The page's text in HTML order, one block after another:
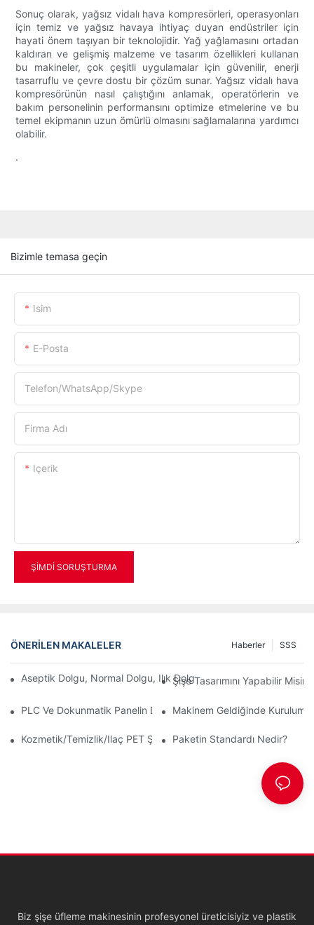
Sonuç olarak, yağsız vidalı hava kompresörleri, operasyonları
için temiz ve yağsız havaya ihtiyaç duyan endüstriler için
hayati önem taşıyan bir teknolojidir. Yağ yağlamasını ortadan
kaldıran ve gelişmiş malzeme ve tasarım özellikleri kullanan
bu makineler, çok çeşitli uygulamalar için güvenilir, enerji
tasarruflu ve çevre dostu bir çözüm sunar. Yağsız vidalı hava
kompresörünün nasıl çalıştığını anlamak, operatörlerin ve
bakım personelinin performansını optimize etmelerine ve bu
temel ekipmanın uzun ömürlü olmasını sağlamalarına yardımcı
olabilir.
.
Bizimle temasa geçin
Isim
E-Posta
Telefon/WhatsApp/Skype
Firma Adı
Içerik
ŞIMDI SORUŞTURMA
ÖNERILEN MAKALELER SSS
Haberler
Aseptik Dolgu, Normal Dolgu, Ilık Dolgu Ve Sıcak Dolgu
Şişe Tasarımını Yapabilir
PLC Ve Dokunmatik Panelin Dili Nedir?Makinem Geldiğinde
Kozmetik/temizlik/ilaç PET Şişe Üretim Geliştirme
Paketin Standardı Nedir?
Biz şişe üfleme makinesinin profesyonel üreticisiyiz ve plastik